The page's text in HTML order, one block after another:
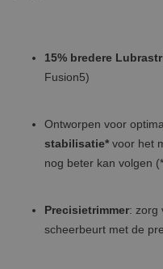
15% bredere
Fusion5)
Ontworpen voor
stabilisatie* voor het
nog beter kan volgen
Precisietrimmer: zorg
scheerbeurt met de